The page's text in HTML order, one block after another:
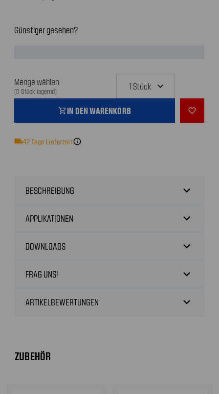
Günstiger gesehen?
Menge wählen
(0 Stück lagernd)
shopping_cartIN DEN WARENKORB favorite_outline
local_shipping42Tage Lieferzeitinfo
BESCHREIBUNG expand_more
APPLIKATIONEN expand_more
DOWNLOADS expand_more
FRAG UNS! expand_more
ARTIKELBEWERTUNGEN expand_more
ZUBEHÖR